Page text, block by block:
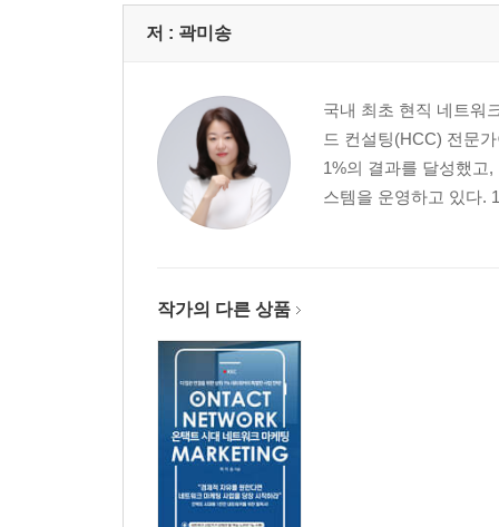
고객에 대한 재해석은 언제나 필요하다
나만의 브랜드가 있는가?
나만의 브랜드를 만드는 노하우
질문부터 바꾸어야 한다
네트워크 마케팅도 콘텐츠가 좋아야 한다
온라인에서 커뮤니케이션을 능력을 키우는 노하우
5부 | 진짜 네트워크 마케팅으로 살아남기
온라인 마케팅이 전부는 아니다
온라인과 오프라인은 연결되어 있다
온라인에서 오프라인으로 넘어오는 방법
저 : 곽미송
국내 최초 현직 네트워
드 컨설팅(HCC) 전문
1%의 결과를 달성했고
스템을 운영하고 있다.
작가의 다른 상품